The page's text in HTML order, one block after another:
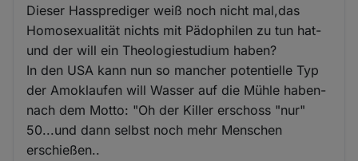
Dieser Hassprediger weiß noch nicht mal,das
Homosexualität nichts mit Pädophilen zu tun hat-
und der will ein Theologiestudium haben?
In den USA kann nun so mancher potentielle Typ
der Amoklaufen will Wasser auf die Mühle haben-
nach dem Motto: "Oh der Killer erschoss "nur"
50...und dann selbst noch mehr Menschen
erschießen..